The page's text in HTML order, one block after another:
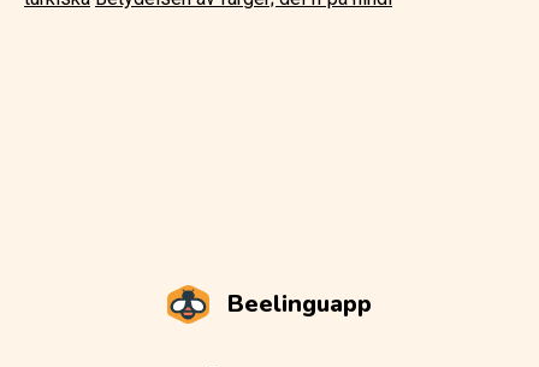
Beelinguapp